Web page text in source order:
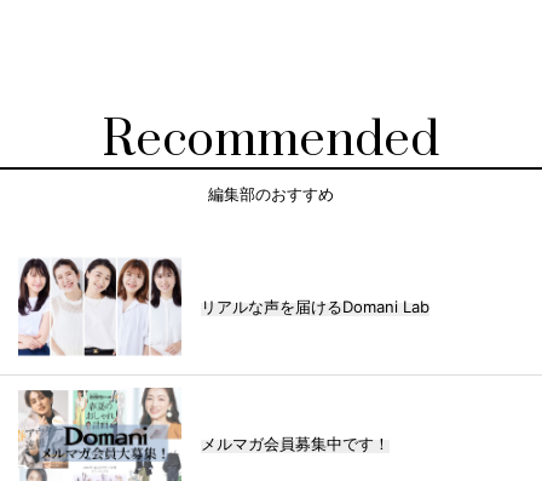
Recommended
編集部のおすすめ
リアルな声を届けるDomani Lab
メルマガ会員募集中です！